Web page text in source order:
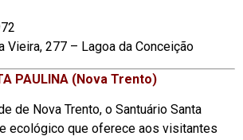
Vieira, 277 – Lagoa da Conceição
PAULINA (Nova Trento)
de Nova Trento, o Santuário Santa
ecológico que oferece aos visitantes